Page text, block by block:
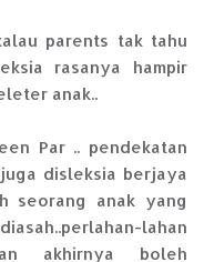
parents tak tahu
rasanya hampir
anak..
Par .. pendekatan
disleksia berjaya
seorang anak yang
lahan
akhirnya boleh